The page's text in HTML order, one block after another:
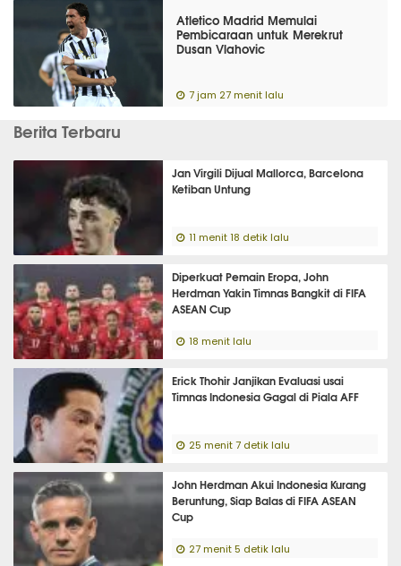
Atletico Madrid Memulai
Pembicaraan untuk Merekrut
Dusan Vlahovic
7 jam 27 menit lalu
Berita Terbaru
Jan Virgili Dijual Mallorca, Barcelona
Ketiban Untung
11 menit 18 detik lalu
Diperkuat Pemain Eropa, John
Herdman Yakin Timnas Bangkit di FIFA
ASEAN Cup
18 menit lalu
Erick Thohir Janjikan Evaluasi usai
Timnas Indonesia Gagal di Piala AFF
25 menit 7 detik lalu
John Herdman Akui Indonesia Kurang
Beruntung, Siap Balas di FIFA ASEAN
Cup
27 menit 5 detik lalu